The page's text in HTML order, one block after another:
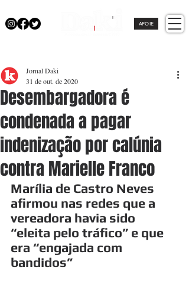
APOIE
Desembargadora é
condenada a pagar
indenização por calúnia
contra Marielle Franco
Jornal Daki
31 de out. de 2020
Marília de Castro Neves
afirmou nas redes que a
vereadora havia sido
“eleita pelo tráfico” e que
era “engajada com
bandidos”